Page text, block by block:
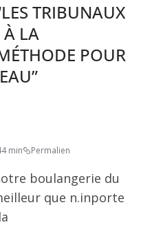
LES TRIBUNAUX
À LA
POUR
”
min Permalien
boulangerie du
que n.inporte